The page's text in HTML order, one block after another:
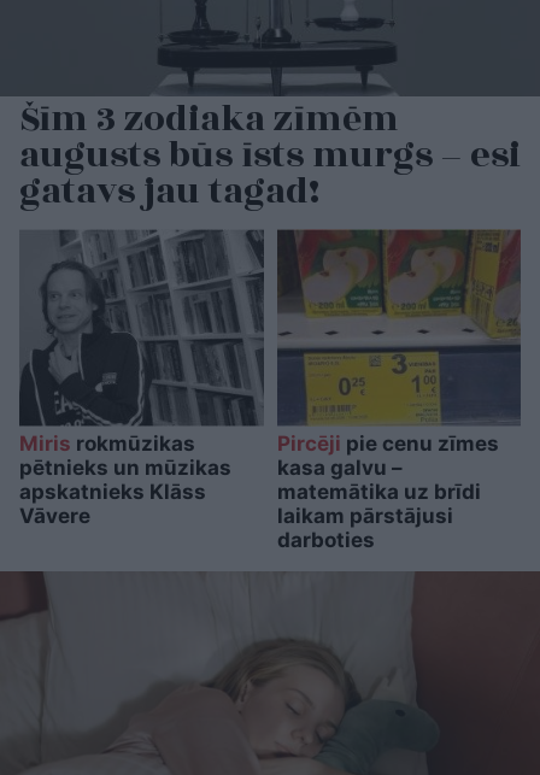
Šīm 3 zodiaka zīmēm
augusts būs īsts murgs – esi
gatavs jau tagad!
Miris rokmūzikas
pētnieks un mūzikas
apskatnieks Klāss
Vāvere
Pircēji pie cenu zīmes
kasa galvu –
matemātika uz brīdi
laikam pārstājusi
darboties